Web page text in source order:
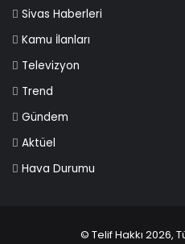
Sivas Haberleri
Kamu İlanları
Televizyon
Trend
Gündem
Aktüel
Hava Durumu
© Telif Hakkı 2026,